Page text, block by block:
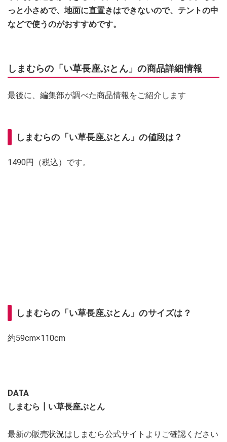
っと小さめで、地面に直置きはできないので、テントの中
などで使うのがおすすめです。
しまむらの「い草長座ぶとん」の商品詳細情報
最後に、編集部が調べた商品情報をご紹介します
しまむらの「い草長座ぶとん」の値段は？
1490円（税込）です。
しまむらの「い草長座ぶとん」のサイズは？
約59cm×110cm
DATA
しまむら┃い草長座ぶとん
最新の販売状況はしまむら公式サイトよりご確認ください